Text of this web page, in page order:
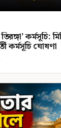
কর্মসূচি ঘোষণা